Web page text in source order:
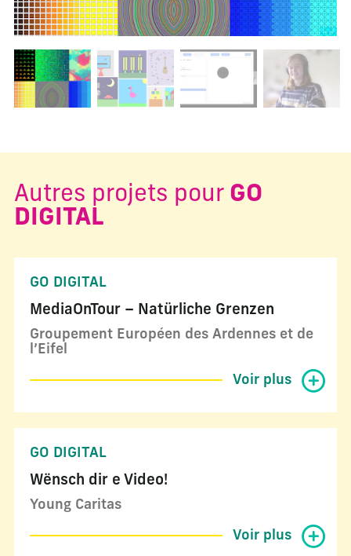
Changer la diapositive actuelle de ce carrousel
Autres projets pour GO
DIGITAL
GO DIGITAL
MediaOnTour – Natürliche Grenzen
Groupement Européen des Ardennes et de
l’Eifel
Voir plus
GO DIGITAL
Wënsch dir e Video!
Young Caritas
Voir plus